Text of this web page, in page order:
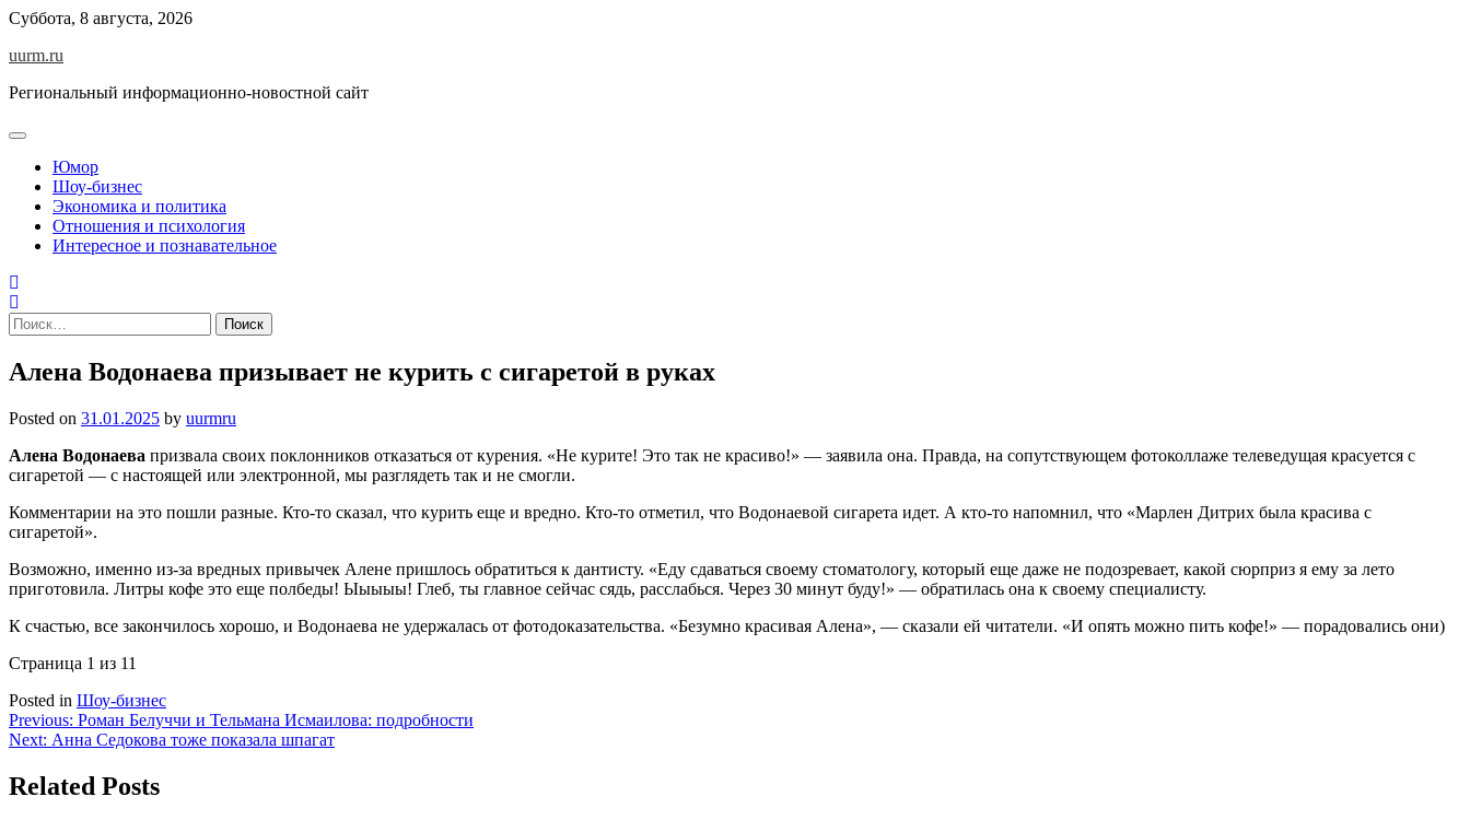
Skip
content
Суббота, 8 августа, 2026
uurm.ru
Региональный информационно-новостной сайт
Юмор
Шоу-бизнес
Экономика и политика
Отношения и психология
Интересное и познавательное
Найти:
Алена Водонаева призывает не курить с сигаретой в руках
Posted on 31.01.2025 by uurmru
Алена Водонаева призвала своих поклонников отказаться от курения. «Не курите! Это так не красиво!» — заявила она. Правда, на сопутствующем фотоколлаже телеведущая красуется с
сигаретой — с настоящей или электронной, мы разглядеть так и не смогли.
Комментарии на это пошли разные. Кто-то сказал, что курить еще и вредно. Кто-то отметил, что Водонаевой сигарета идет. А кто-то напомнил, что «Марлен Дитрих была красива с
сигаретой».
Возможно, именно из-за вредных привычек Алене пришлось обратиться к дантисту. «Еду сдаваться своему стоматологу, который еще даже не подозревает, какой сюрприз я ему за лето
приготовила. Литры кофе это еще полбеды! Ыыыыы! Глеб, ты главное сейчас сядь, расслабься. Через 30 минут буду!» — обратилась она к своему специалисту.
К счастью, все закончилось хорошо, и Водонаева не удержалась от фотодоказательства. «Безумно красивая Алена», — сказали ей читатели. «И опять можно пить кофе!» — порадовались они)
Страница 1 из 11
Posted in Шоу-бизнес
Навигация
по
записям
Previous: Роман Белуччи и Тельмана Исмаилова: подробности
Next: Анна Седокова тоже показала шпагат
Related Posts